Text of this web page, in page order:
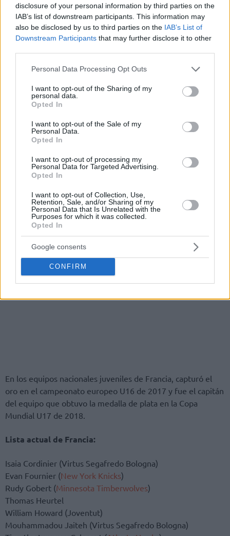
disclosure of your personal information by third parties on the
IAB’s list of downstream participants. This information may
also be disclosed by us to third parties on the IAB’s List of
Downstream Participants that may further disclose it to other
Please note that this website/app uses one or more Google
not limited to your visit or usage behaviour. You may click to
grant or deny consent to Google and its third-party tags to
use your data for below specified purposes in below Google
consent section.
Personal Data Processing Opt Outs
I want to opt-out of the Sharing of my
personal data.
Opted In
I want to opt-out of the Sale of my
Personal Data.
Opted In
I want to opt-out of processing my
Personal Data for Targeted Advertising.
Opted In
I want to opt-out of Collection, Use,
Retention, Sale, and/or Sharing of my
Personal Data that Is Unrelated with the
Purposes for which it was collected.
Opted In
Google consents
CONFIRM
oportunidades”.
En los equipos nacionales juveniles de Francia, capturó el
oro en el campeonato europeo U16 de 2017 y fue el capitán
del equipo que obtuvo la medalla de plata en la Copa
Mundial U17 de 2018.
Lista actual de Francia:
Isaia Cordinier (Virtus Segafredo Bologna)
Evan Fournier (New York Knicks)
Rudy Gobert (Minnesota Timberwolves)
Thomas Heurtel
William Howard (Joventut)
Mouhammadou Jaiteh (Virtus Segafredo Bologna)